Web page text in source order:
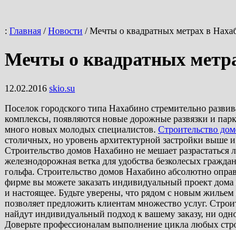
: Главная / Новости /Мечты о квадратных метрах в
Мечты о квадратных
12.02.2016 skio.su
Поселок городского типа Нахабино стремительно
комплексы, появляются новые дорожные развязки и
много новых молодых специалистов. Строительство
столичных, но уровень архитектурной застройки выше
Строительство домов Нахабино не мешает
железнодорожная ветка для удобства безколесых
гольфа. Строительство домов Нахабино абсолютно
фирме вы можете заказать индивидуальный проект
и настоящее. Будьте уверены, что рядом с новым
позволяет предложить клиентам множество услуг.
найдут индивидуальный подход к вашему заказу, ни
Доверьте профессионалам выполнение цикла любых